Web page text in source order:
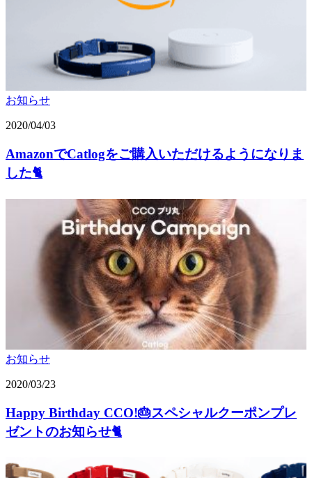
お知らせ
2020/04/03
AmazonでCatlogをご購入いただけるようになりま
した🐈
お知らせ
2020/03/23
Happy Birthday CCO!🎂スペシャルクーポンプレ
ゼントのお知らせ🐈